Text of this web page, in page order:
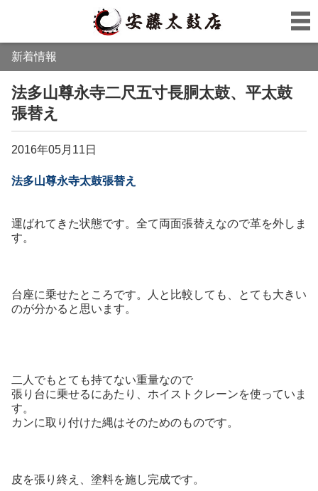
新着情報
法多山尊永寺二尺五寸長胴太鼓、平太鼓
張替え
2016年05月11日
法多山尊永寺太鼓張替え
運ばれてきた状態です。全て両面張替えなので革を外しま
す。
台座に乗せたところです。人と比較しても、とても大きい
のが分かると思います。
二人でもとても持てない重量なので
張り台に乗せるにあたり、ホイストクレーンを使っていま
す。
カンに取り付けた縄はそのためのものです。
皮を張り終え、塗料を施し完成です。